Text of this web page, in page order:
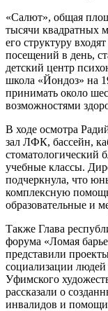
«Салют», общая
тысячи квадратных
его структуру
посещений в день,
детский центр
школа «Йондоз» на
принимать около
возможностями
В ходе осмотра
зал ЛФК, бассейн,
стоматологический
учебные классы.
подчеркнула, что
комплексную
образовательные и
Также Глава
форума «Ломая
представили
социализации
Уфимского
рассказали о
инвалидов и помощи